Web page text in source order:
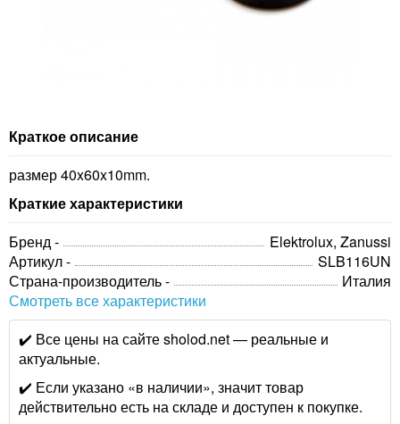
Краткое описание
размер 40x60x10mm.
Краткие характеристики
Бренд -
Elektrolux, Zanussi
Артикул -
SLB116UN
Страна-производитель -
Италия
Смотреть все характеристики
✔️ Все цены на сайте sholod.net — реальные и
актуальные.
✔️ Если указано «в наличии», значит товар
действительно есть на складе и доступен к покупке.